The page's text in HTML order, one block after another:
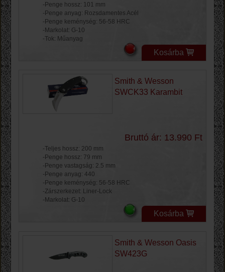
-Penge hossz: 101 mm
-Penge anyag: Rozsdamentes Acél
-Penge keménység: 56-58 HRC
-Markolat: G-10
-Tok: Műanyag
Kosárba
Smith & Wesson
SWCK33 Karambit
Bruttó ár: 13.990 Ft
-Teljes hossz: 200 mm
-Penge hossz: 79 mm
-Penge vastagság: 2.5 mm
-Penge anyag: 440
-Penge keménység: 56-58 HRC
-Zárszerkezet: Liner-Lock
-Markolat: G-10
Kosárba
Smith & Wesson Oasis
SW423G